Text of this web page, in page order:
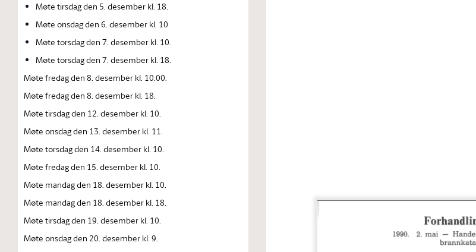
Møte tirsdag den 5. desember kl. 18.
Møte onsdag den 6. desember kl. 10
Møte torsdag den 7. desember kl. 10.
Møte torsdag den 7. desember kl. 18.
Møte fredag den 8. desember kl. 10.00.
Møte fredag den 8. desember kl. 18.
Møte tirsdag den 12. desember kl. 10.
Møte onsdag den 13. desember kl. 11.
Møte torsdag den 14. desember kl. 10.
Møte fredag den 15. desember kl. 10.
Møte mandag den 18. desember kl. 10.
Møte mandag den 18. desember kl. 18.
Møte tirsdag den 19. desember kl. 10.
Møte onsdag den 20. desember kl. 9.